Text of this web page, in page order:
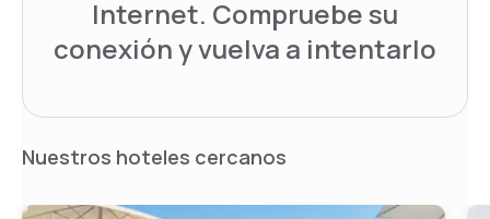
Internet. Compruebe su
conexión y vuelva a intentarlo
Nuestros hoteles cercanos